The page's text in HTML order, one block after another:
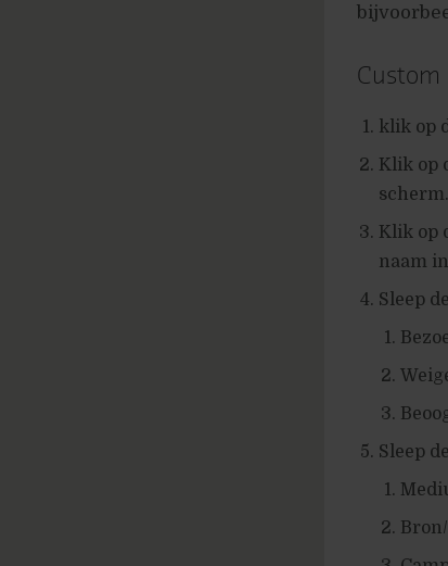
Custom
klik op
Klik op
scherm.
Klik op
naam
Sleep
Sleep